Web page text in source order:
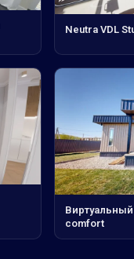
Neutra VDL
comfort